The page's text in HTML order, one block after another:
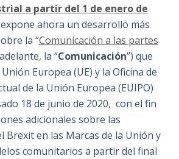
a partir del 1 de enero de
ahora un desarrollo más
la “Comunicación a las partes
la “Comunicación”) que
Europea (UE) y la Oficina de
de la Unión Europea (EUIPO)
18 de junio de 2020, con el fin
adicionales sobre las
Brexit en las Marcas de la Unión y
comunitarios a partir del final